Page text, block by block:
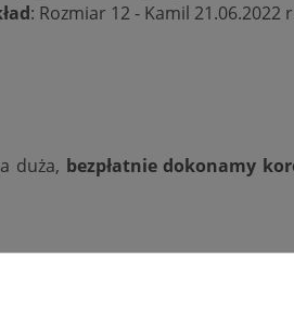
: Rozmiar 12 - Kamil 21.06.2022
duża, bezpłatnie dokonamy
dowolnie zmodyfikować:
diamenty
i tym podobne. Aby